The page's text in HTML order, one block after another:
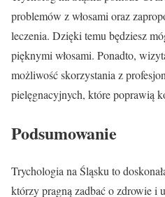
problemów z włosami oraz
leczenia. Dzięki temu będziesz
pięknymi włosami. Ponadto,
możliwość skorzystania z
pielęgnacyjnych, które poprawią
Podsumowanie
Trychologia na Śląsku to
którzy pragną zadbać o zdrowie i